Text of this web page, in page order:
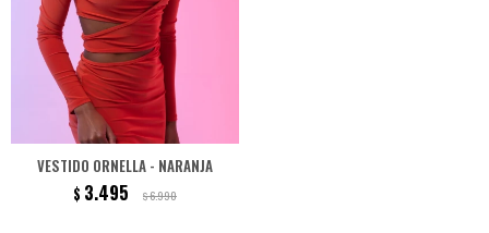
VESTIDO ORNELLA - NARANJA
$ 3.495 $6.990